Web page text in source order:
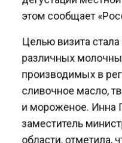
этом сообщает
Целью визита стала
различных
производимых в
сливочное масло,
и мороженое. Инна
заместитель
области, отметила,